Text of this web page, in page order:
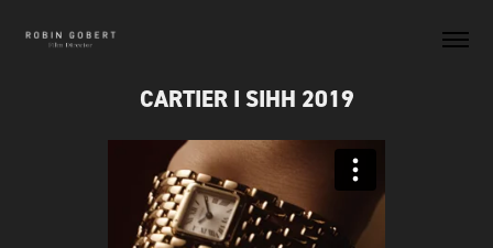
CARTIER I SIHH 2019